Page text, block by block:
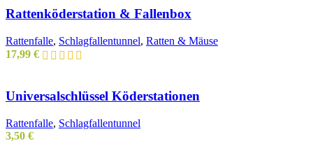
Rattenköderstation & Fallenbox
Rattenfalle, Schlagfallentunnel, Ratten & Mäuse
17,99 €
Universalschlüssel Köderstationen
Rattenfalle, Schlagfallentunnel
3,50 €